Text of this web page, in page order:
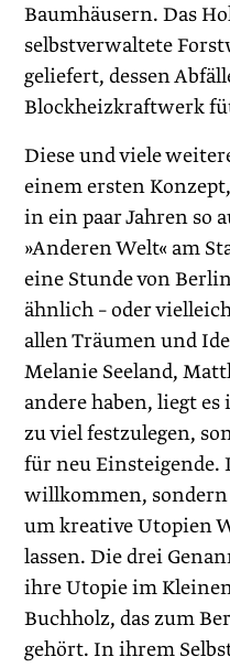
Baumhäusern. Das
selbstverwaltete
geliefert, dessen
Blockheizkraftwerk
Diese und viele
einem ersten
in ein paar Jahren so
»Anderen Welt« am
eine Stunde von
ähnlich – oder
allen Träumen und
Melanie Seeland,
andere haben, liegt
zu viel festzulegen,
für neu
willkommen, sondern
um kreative Utopien
lassen. Die drei
ihre Utopie im
Buchholz, das zum
gehört. In ihrem